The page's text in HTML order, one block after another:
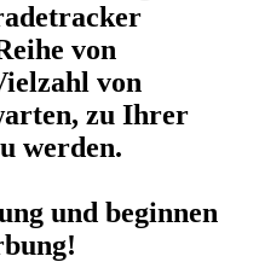
von
von
zu Ihrer
werden.
und beginnen